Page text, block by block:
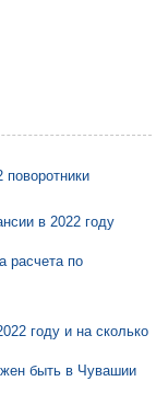
поворотники
в 2022 году
расчета по
году и на сколько
быть в Чувашии